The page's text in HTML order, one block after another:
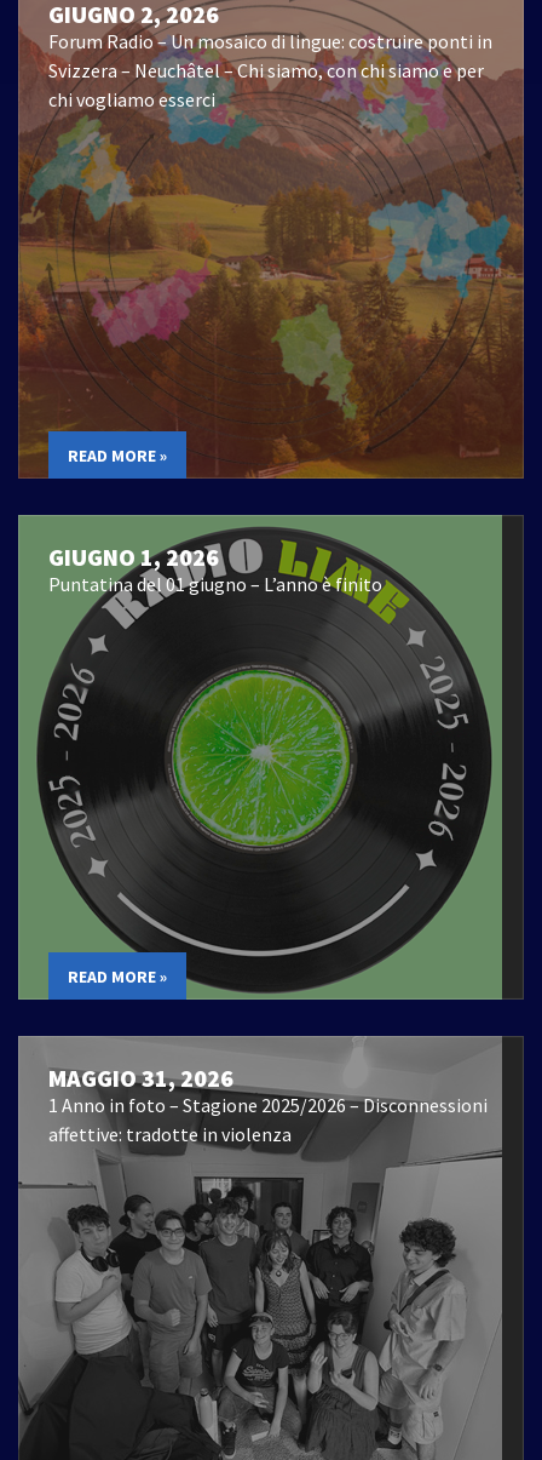
GIUGNO 2, 2026
Forum Radio – Un mosaico di lingue: costruire ponti in
Svizzera – Neuchâtel – Chi siamo, con chi siamo e per
chi vogliamo esserci
READ MORE »
GIUGNO 1, 2026
Puntatina del 01 giugno – L’anno è finito
READ MORE »
MAGGIO 31, 2026
1 Anno in foto – Stagione 2025/2026 – Disconnessioni
affettive: tradotte in violenza